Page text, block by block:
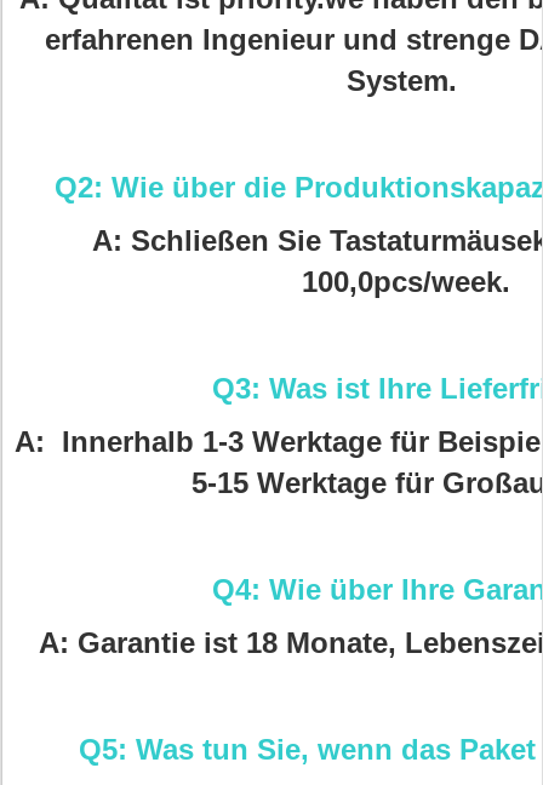
erfahrenen Ingenieur und strenge
System.
Q2: Wie über die
A: Schließen Sie
100,0pcs/week.
Q3: Was ist Ihre
A: Innerhalb 1-3 Werktage für
5-15 Werktage für
Q4: Wie über Ihre
A: Garantie ist 18 Monate,
Q5: Was tun Sie, wenn das